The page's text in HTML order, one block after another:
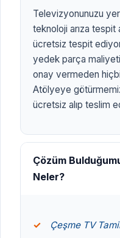
Televizyonunuzu
teknoloji arıza tespit
ücretsiz tespit
yedek parça
onay vermeden
Atölyeye
ücretsiz alıp teslim
Çözüm
Neler?
Çeşme TV